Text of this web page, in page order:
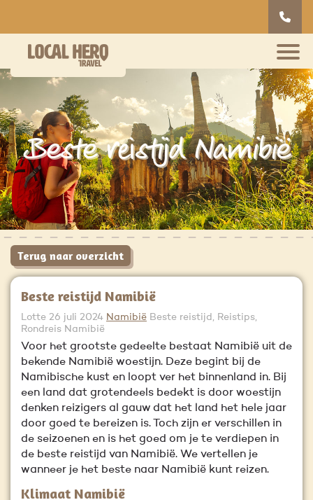
Beste reistijd Namibië
Beste reistijd Namibië
Lotte 26 juli 2024 Namibië Beste reistijd, Reistips,
Rondreis Namibië
Voor het grootste gedeelte bestaat Namibië uit de
bekende Namibië woestijn. Deze begint bij de
Namibische kust en loopt ver het binnenland in. Bij
een land dat grotendeels bedekt is door woestijn
denken reizigers al gauw dat het land het hele jaar
door goed te bereizen is. Toch zijn er verschillen in
de seizoenen en is het goed om je te verdiepen in
de beste reistijd van Namibië. We vertellen je
wanneer je het beste naar Namibië kunt reizen.
Klimaat Namibië
Terug naar overzicht